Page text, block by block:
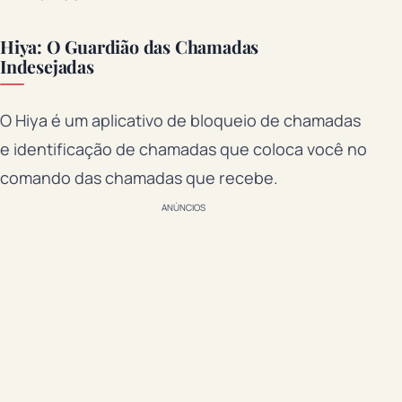
Hiya: O Guardião das Chamadas
Indesejadas
O Hiya é um aplicativo de bloqueio de chamadas
e identificação de chamadas que coloca você no
comando das chamadas que recebe.
ANÚNCIOS